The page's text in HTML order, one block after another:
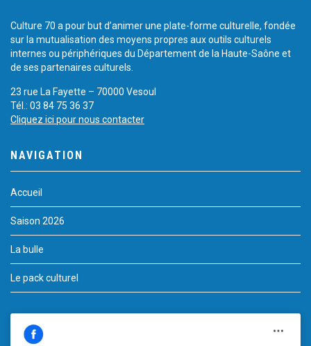
Culture 70 a pour but d’animer une plate-forme culturelle, fondée
sur la mutualisation des moyens propres aux outils culturels
internes ou périphériques du Département de la Haute-Saône et
de ses partenaires culturels.
23 rue La Fayette – 70000 Vesoul
Tél.: 03 84 75 36 37
Cliquez ici pour nous contacter
NAVIGATION
Accueil
Saison 2026
La bulle
Le pack culturel